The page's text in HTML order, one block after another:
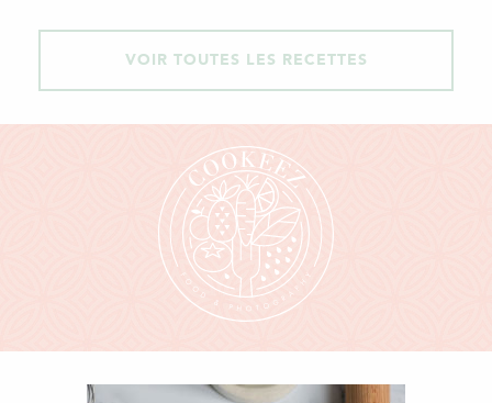
VOIR TOUTES LES RECETTES